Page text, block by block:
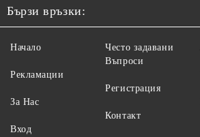
Бързи връзки:
Начало
Рекламации
За Нас
Вход
Често задавани
Въпроси
Регистрация
Контакт